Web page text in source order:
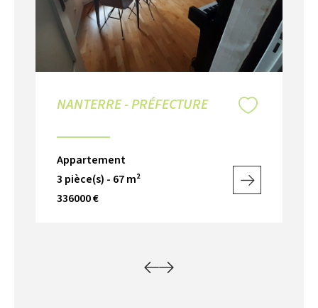
NANTERRE - PRÉFECTURE
Appartement
3 pièce(s) - 67 m²
336000 €